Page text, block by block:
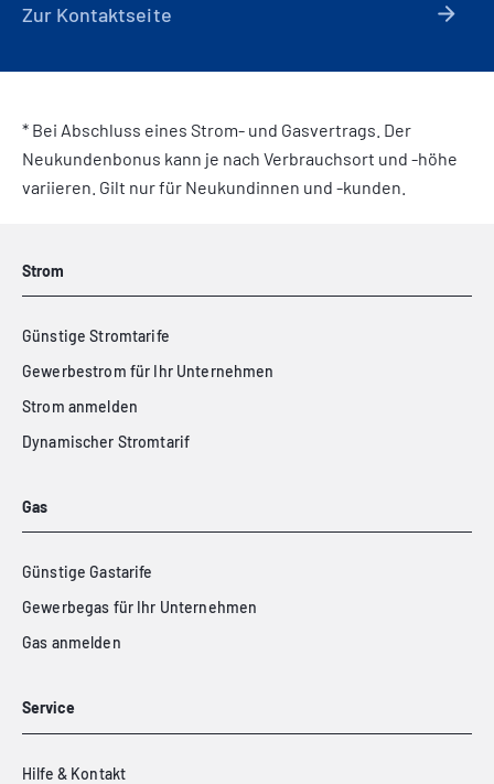
Zur Kontaktseite
* Bei Abschluss eines Strom- und Gasvertrags. Der
Neukundenbonus kann je nach Verbrauchsort und -höhe
variieren. Gilt nur für Neukundinnen und -kunden.
Strom
Günstige Stromtarife
Gewerbestrom für Ihr Unternehmen
Strom anmelden
Dynamischer Stromtarif
Gas
Günstige Gastarife
Gewerbegas für Ihr Unternehmen
Gas anmelden
Service
Hilfe & Kontakt